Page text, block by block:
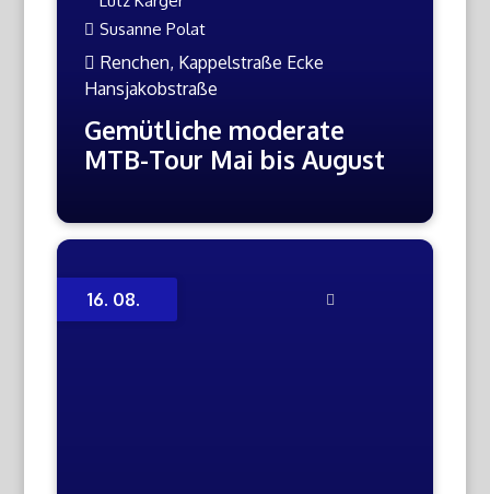
Susanne Polat
Renchen, Kappelstraße Ecke
Hansjakobstraße
Gemütliche moderate
MTB-Tour Mai bis August
16. 08.